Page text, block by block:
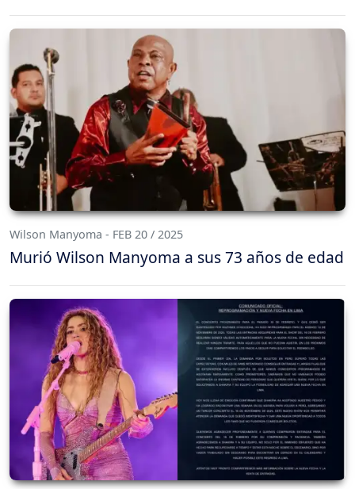
Wilson Manyoma - FEB 20 / 2025
Murió Wilson Manyoma a sus 73 años de edad